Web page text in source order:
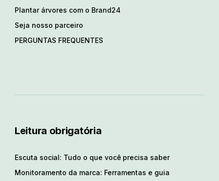
Plantar árvores com o Brand24
Seja nosso parceiro
PERGUNTAS FREQUENTES
Leitura obrigatória
Escuta social: Tudo o que você precisa saber
Monitoramento da marca: Ferramentas e guia